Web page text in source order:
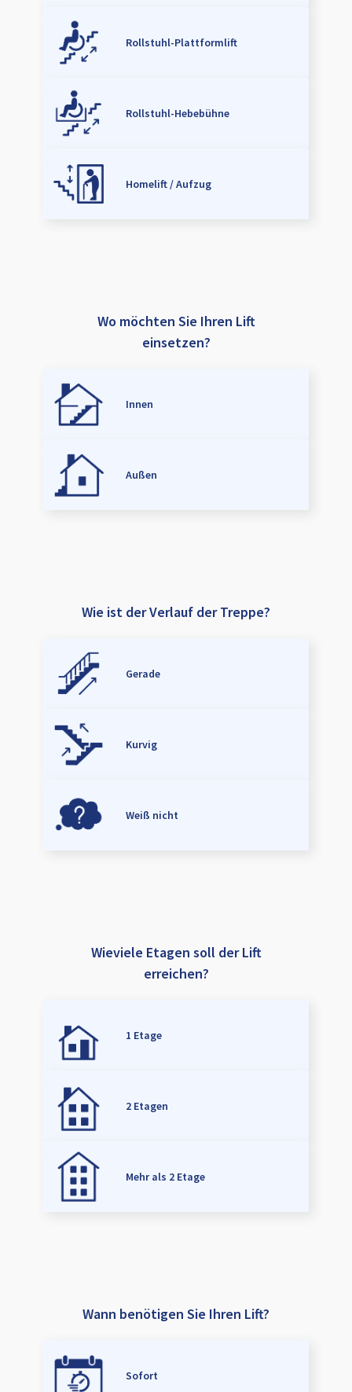
Rollstuhl-Plattformlift
Rollstuhl-Hebebühne
Homelift / Aufzug
Wo möchten Sie Ihren Lift
einsetzen?
Innen
Außen
Wie ist der Verlauf der Treppe?
Gerade
Kurvig
Weiß nicht
Wieviele Etagen soll der Lift
erreichen?
1 Etage
2 Etagen
Mehr als 2 Etage
Wann benötigen Sie Ihren Lift?
Sofort